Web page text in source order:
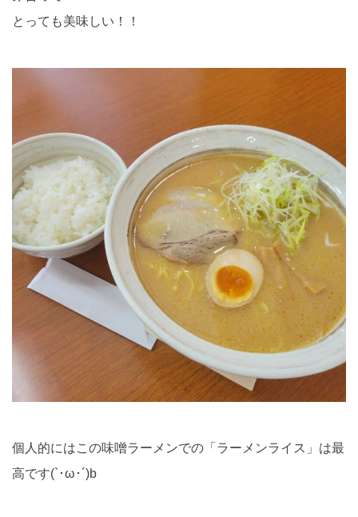
とっても美味しい！！
個人的にはこの味噌ラーメンでの「ラーメンライス」は最
高です(`･ω･´)b